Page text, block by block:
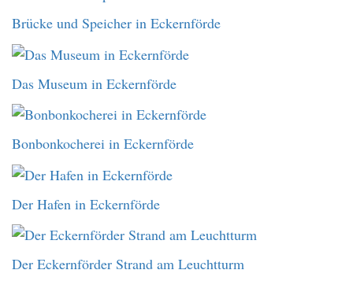
Brücke und Speicher in Eckernförde
Das Museum in Eckernförde
Bonbonkocherei in Eckernförde
Der Hafen in Eckernförde
Der Eckernförder Strand am Leuchtturm